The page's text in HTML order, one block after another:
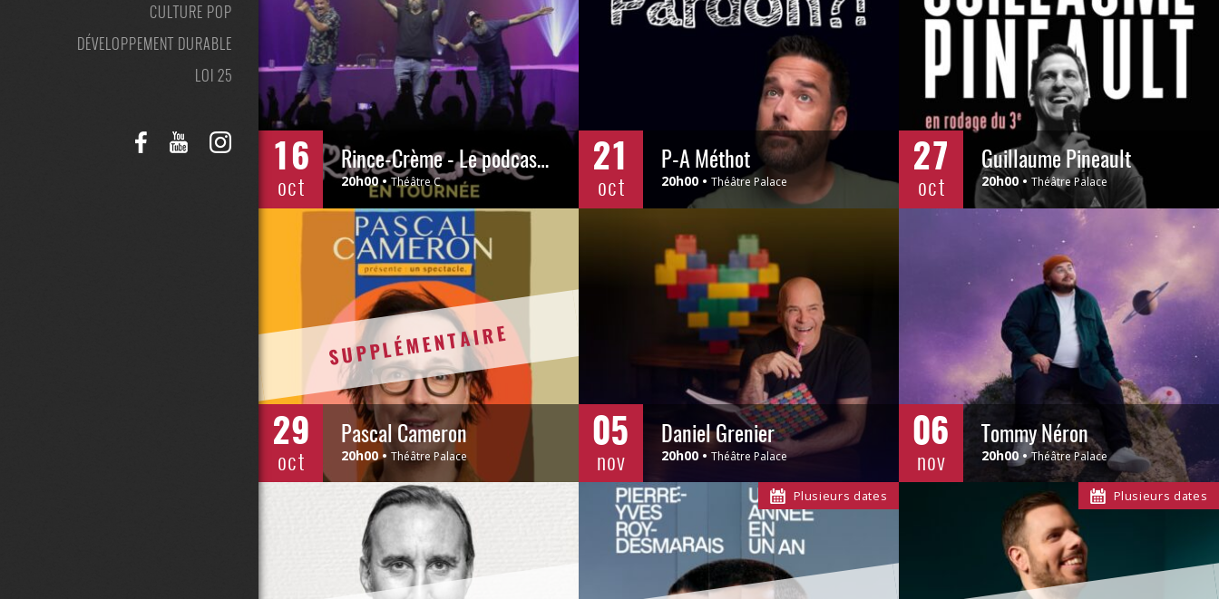
CULTURE POP
DÉVELOPPEMENT DURABLE
LOI 25
16
oct
Rince-Crème - Le podcast des Denis Drolet
20h00 Théâtre C
21
oct
P-A Méthot
20h00 Théâtre Palace
27
oct
Guillaume Pineault
20h00 Théâtre Palace
SUPPLÉMENTAIRE
29
oct
Pascal Cameron
20h00 Théâtre Palace
05
nov
Daniel Grenier
20h00 Théâtre Palace
06
nov
Tommy Néron
20h00 Théâtre Palace
Plusieurs dates Plusieurs dates